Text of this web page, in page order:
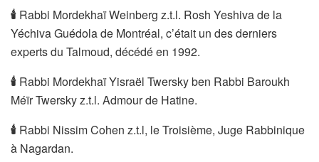
🕯 Rabbi Mordekhaï Weinberg z.t.l. Rosh Yeshiva de la
Yéchiva Guédola de Montréal, c’était un des derniers
experts du Talmoud, décédé en 1992.
🕯 Rabbi Mordekhaï Yisraël Twersky ben Rabbi Baroukh
Méïr Twersky z.t.l. Admour de Hatine.
🕯 Rabbi Nissim Cohen z.t.l, le Troisième, Juge Rabbinique
à Nagardan.